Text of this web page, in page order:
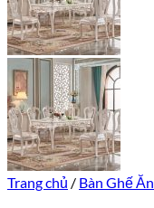
Trang chủ / Bàn Ghế Ăn